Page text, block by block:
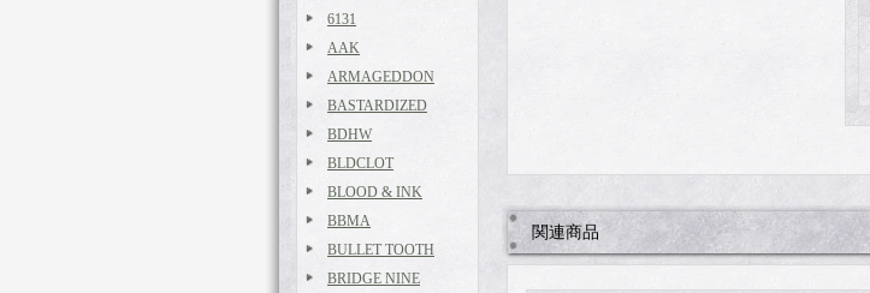
6131
AAK
ARMAGEDDON
BASTARDIZED
BDHW
BLDCLOT
BLOOD & INK
BBMA
BULLET TOOTH
BRIDGE NINE
関連商品